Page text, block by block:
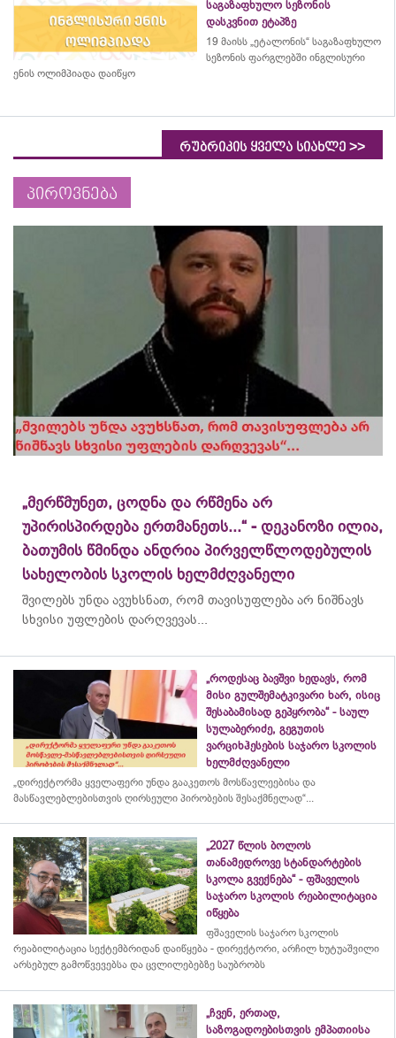
საგაზაფხულო სეზონის
დასკვნით ეტაპზე
19 მაისს „ეტალონის“ საგაზაფხულო
სეზონის ფარგლებში ინგლისური
ენის ოლიმპიადა დაიწყო
რუბრიკის ყველა სიახლე >>
პიროვნება
„მერწმუნეთ, ცოდნა და რწმენა არ
უპირისპირდება ერთმანეთს...“ - დეკანოზი ილია,
ბათუმის წმინდა ანდრია პირველწლოდებულის
სახელობის სკოლის ხელმძღვანელი
შვილებს უნდა ავუხსნათ, რომ თავისუფლება არ ნიშნავს
სხვისი უფლების დარღვევას...
„როდესაც ბავშვი ხედავს, რომ
მისი გულშემატკივარი ხარ, ისიც
შესაბამისად გეპყრობა“ - საულ
სულაბერიძე, გეგუთის
ვარციხჰესების საჯარო სკოლის
ხელმძღვანელი
„დირექტორმა ყველაფერი უნდა გააკეთოს მოსწავლეებისა და
მასწავლებლებისთვის ღირსეული პირობების შესაქმნელად“...
„2027 წლის ბოლოს
თანამედროვე სტანდარტების
სკოლა გვექნება“ - ფშაველის
საჯარო სკოლის რეაბილიტაცია
იწყება
ფშაველის საჯარო სკოლის
რეაბილიტაცია სექტემბრიდან დაიწყება - დირექტორი, არჩილ ხუტუაშვილი
არსებულ გამოწვევებსა და ცვლილებებზე საუბრობს
„ჩვენ, ერთად,
საზოგადოებისთვის ემპათიისა